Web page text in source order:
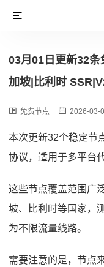
03月01日更新32
加坡|比利时
免费节点 2026-03-
本次更新32个稳定节
协议，适用于多平台
这些节点覆盖范围广
坡、比利时等国家，
为不限流量线路。
需要注意的是，节点